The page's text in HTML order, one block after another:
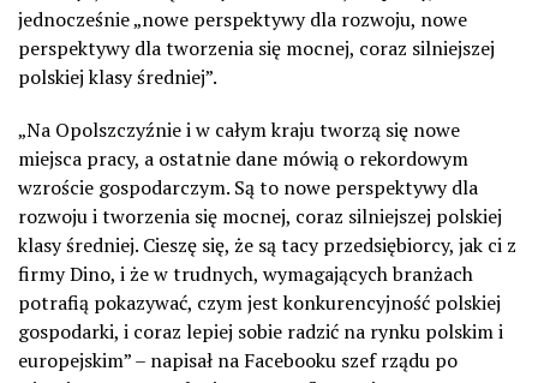
jednocześnie „nowe perspektywy dla rozwoju, nowe
perspektywy dla tworzenia się mocnej, coraz silniejszej
polskiej klasy średniej”.
„Na Opolszczyźnie i w całym kraju tworzą się nowe
miejsca pracy, a ostatnie dane mówią o rekordowym
wzroście gospodarczym. Są to nowe perspektywy dla
rozwoju i tworzenia się mocnej, coraz silniejszej polskiej
klasy średniej. Cieszę się, że są tacy przedsiębiorcy, jak ci z
firmy Dino, i że w trudnych, wymagających branżach
potrafią pokazywać, czym jest konkurencyjność polskiej
gospodarki, i coraz lepiej sobie radzić na rynku polskim i
europejskim” – napisał na Facebooku szef rządu po